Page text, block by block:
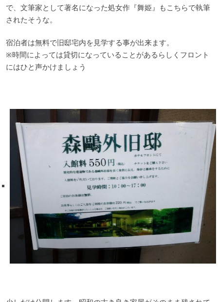
で、文筆家として著名になった処女作『舞姫』もこちらで執筆
されたそうな。
宿泊者は無料で旧邸宅内を見学する事が出来ます。
※時間によっては貸切になっていることがあるらしくフロント
にはひと声かけましょう